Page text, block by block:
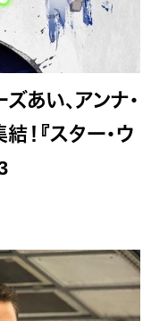
あい、アンナ・
！『スター・ウ